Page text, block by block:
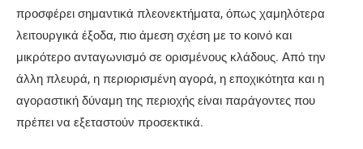
προσφέρει σημαντικά πλεονεκτήματα, όπως χαμηλότερα
λειτουργικά έξοδα, πιο άμεση σχέση με το κοινό και
μικρότερο ανταγωνισμό σε ορισμένους κλάδους. Από την
άλλη πλευρά, η περιορισμένη αγορά, η εποχικότητα και η
αγοραστική δύναμη της περιοχής είναι παράγοντες που
πρέπει να εξεταστούν προσεκτικά.